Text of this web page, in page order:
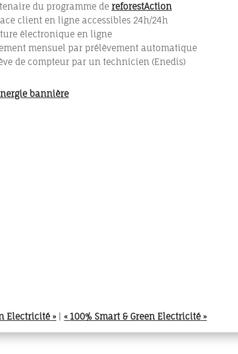
du programme de reforestAction
client en ligne accessibles 24h/24h
électronique en ligne
mensuel par prélèvement automatique
de compteur par un technicien (Enedis)
Electricité » |«100% Smart & Green Electricité »